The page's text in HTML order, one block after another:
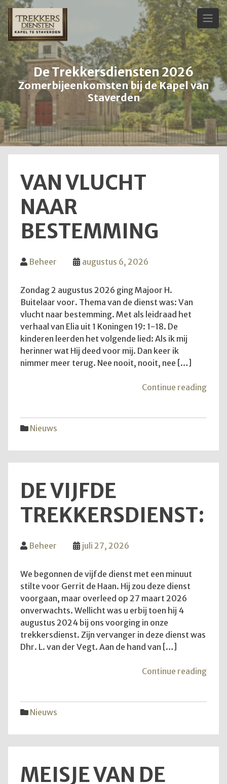
Skip
to
content
De Trekkersdiensten 2026
Zomerbijeenkomsten bij de Kapel van
Staverden
VAN VLUCHT
NAAR
BESTEMMING
Beheer augustus 6, 2026
Zondag 2 augustus 2026 ging Majoor H.
Buitelaar voor. Thema van de dienst was: Van
vlucht naar bestemming. Met als leidraad het
verhaal van Elia uit 1 Koningen 19: 1-18. De
kinderen leerden het volgende lied: Als ik mij
herinner wat Hij deed voor mij. Dan keer ik
nimmer meer terug. Nee nooit, nooit, nee […]
Continue reading"Van
Nieuws
DE VIJFDE
TREKKERSDIENST:
Beheer juli 27, 2026
We begonnen de vijfde dienst met een minuut
stilte voor Gerrit de Haan. Hij zou deze dienst
voorgaan, maar overleed op 27 maart 2026
onverwachts. Wellicht was u erbij toen hij 4
augustus 2024 bij ons voorging in onze
trekkersdienst. Zijn vervanger in deze dienst was
Dhr. L. van der Vegt. Aan de hand van […]
Continue reading"De
Nieuws
MEISJE VAN DE